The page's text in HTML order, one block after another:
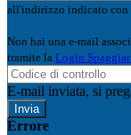
all'indirizzo indicato con
Non hai una e-mail
tramite la Login
E-mail inviata, si
Errore